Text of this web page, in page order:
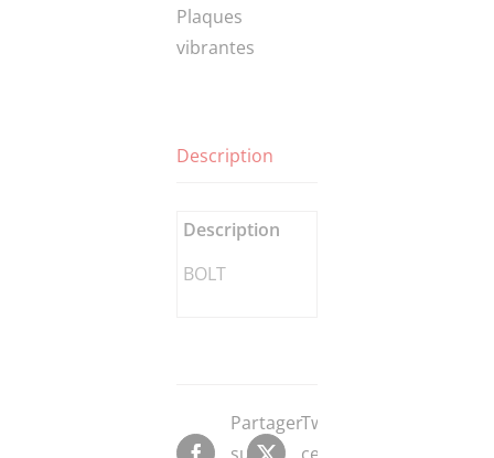
Plaques
vibrantes
Description
Description
BOLT
PartagerTweeter